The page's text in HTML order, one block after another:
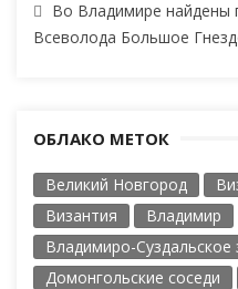
Во Владимире найдены
Всеволода Большое
ОБЛАКО МЕТОК
Великий Новгород
Византия
Владимир
Владимиро-Суздальское
Домонгольские соседи